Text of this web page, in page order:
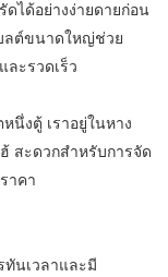
ได้อย่างง่ายดายก่อน
ลต์ขนาดใหญ่ช่วย
ละรวดเร็ว
นึ่งตู้ เราอยู่ในหาง
สะดวกสำหรับการจัด
าคา
ทันเวลาและมี